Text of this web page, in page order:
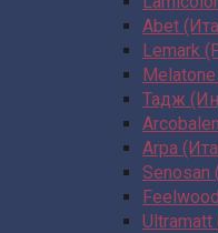
Abet
Lemark
Тадж
Arpa
Senosan
Ultramatt